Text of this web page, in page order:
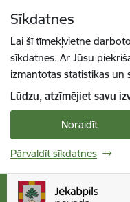
Sīkdatnes
Lai šī tīmekļvietne
sīkdatnes. Ar Jūsu
izmantotas statistikas un
Lūdzu, atzīmējiet savu
Noraidīt
Pārvaldīt sīkdatnes